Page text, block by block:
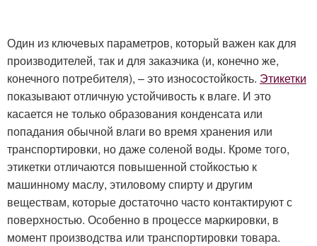
Один из ключевых параметров, который важен как для
производителей, так и для заказчика (и, конечно же,
конечного потребителя), – это износостойкость. Этикетки
показывают отличную устойчивость к влаге. И это
касается не только образования конденсата или
попадания обычной влаги во время хранения или
транспортировки, но даже соленой воды. Кроме того,
этикетки отличаются повышенной стойкостью к
машинному маслу, этиловому спирту и другим
веществам, которые достаточно часто контактируют с
поверхностью. Особенно в процессе маркировки, в
момент производства или транспортировки товара.